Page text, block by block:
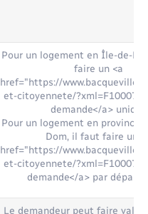
Pour un logement en Île-de-
faire un <a
href="https://
et-citoyennete/
demande</a> unique
Pour un logement en province
Dom, il faut faire un
href="https://
et-citoyennete/
demande</a> par
Le demandeur peut faire valoir